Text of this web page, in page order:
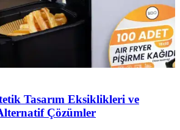
Tasarım Eksiklikleri ve
Çözümler